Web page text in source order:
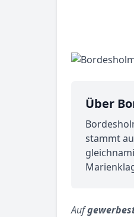
Über
stammt
Auf